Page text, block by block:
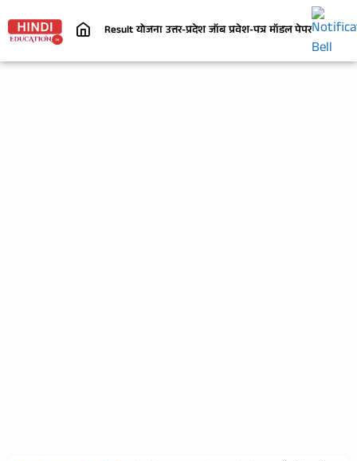
Result योजना उत्तर-प्रदेशजॉबप्रवेश-पत्रमॉडल पेपर निबंध